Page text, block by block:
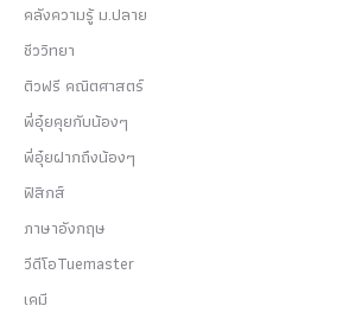
คลังความรู้ ม.ปลาย
ชีววิทยา
ติวฟรี คณิตศาสตร์
พี่อุ๋ยคุยกับน้องๆ
พี่อุ๋ยฝากถึงน้องๆ
ฟิสิกส์
ภาษาอังกฤษ
วีดีโอTuemaster
เคมี